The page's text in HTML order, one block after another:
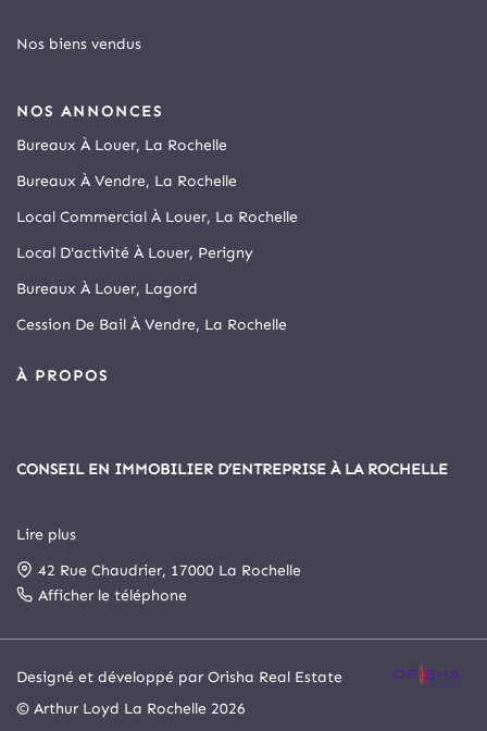
Nos biens vendus
NOS ANNONCES
Bureaux À Louer, La Rochelle
Bureaux À Vendre, La Rochelle
Local Commercial À Louer, La Rochelle
Local D'activité À Louer, Perigny
Bureaux À Louer, Lagord
Cession De Bail À Vendre, La Rochelle
À PROPOS
CONSEIL EN IMMOBILIER D’ENTREPRISE À LA ROCHELLE
Depuis 1999, Arthur Loyd La Rochelle est le principal cabinet
spécialisé en immobilier d’entreprise et commerce de la cité
rochelaise.
Notre agence a intégré, le 1er novembre 2025, le cabinet
service juridique et d’un service de gestion locative et d’asset
Lire plus
42 Rue Chaudrier, 17000 La Rochelle
Afficher le téléphone
Designé et développé par Orisha Real Estate
© Arthur Loyd La Rochelle 2026